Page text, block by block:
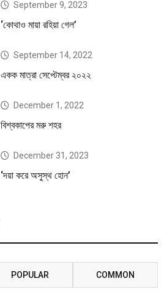
September 9, 2023
‘কোথাও মায়া রহিয়া গেল’
September 14, 2022
একক মাত্রা সেপ্টেম্বর ২০২২
December 1, 2022
বিশ্বকাপের মরু শহর
December 31, 2023
‘দয়া করে অসুস্থ হোন’
POPULAR COMMON